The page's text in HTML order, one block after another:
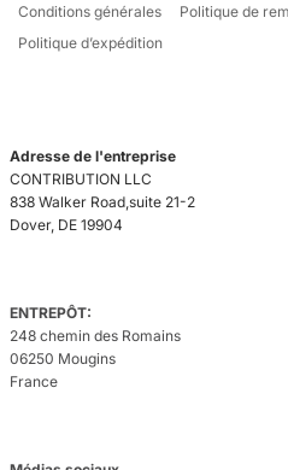
Conditions générales
Politique de
Politique d’expédition
Adresse de l'entreprise
CONTRIBUTION LLC
838 Walker Road,suite 21-2
Dover, DE 19904
ENTREPÔT:
248 chemin des Romains
06250 Mougins
France